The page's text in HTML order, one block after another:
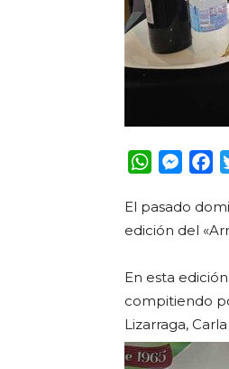
WhatsApp
El pasado
edición del
En esta
compitiendo
Lizarraga,